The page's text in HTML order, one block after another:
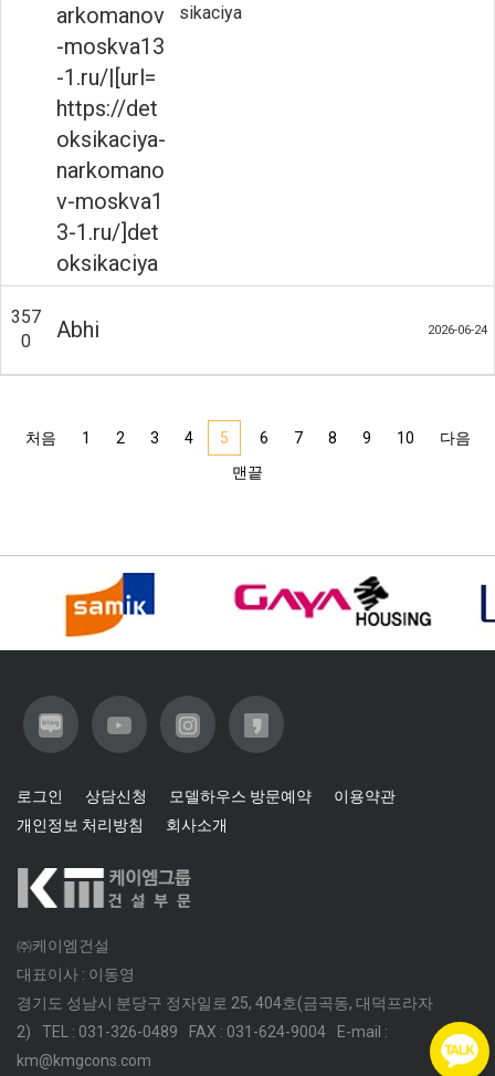
arkomanov
-moskva13
-1.ru/|[url=
https://det
oksikaciya-
narkomano
v-moskva1
3-1.ru/]det
oksikaciya
sikaciya
357
0
Abhi 2026-06-24
처음 1 2 3 4 5 6 7 8 9 10
다음
맨끝
로그인 상담신청 모델하우스 방문예약
이용약관
개인정보 처리방침
회사소개
㈜케이엠건설
대표이사 : 이동영
경기도 성남시 분당구 정자일로 25, 404호(금곡동, 대덕프라자
2)
TEL : 031-326-0489 FAX : 031-624-9004
E-mail :
km@kmgcons.com